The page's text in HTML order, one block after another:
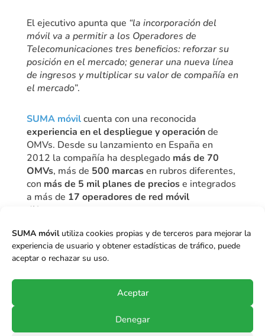
SUMA móvilutiliza cookies propias y de terceros para mejorar la
experiencia de usuario y obtener estadísticas de tráfico, puede
aceptar o rechazar su uso.
Aceptar
Denegar
El ejecutivo apunta que “la incorporación del
móvil va a permitir a los Operadores de
Telecomunicaciones tres beneficios: reforzar su
posición en el mercado; generar una nueva línea
de ingresos y multiplicar su valor de compañía en
el mercado”.
SUMA móvilcuenta con una reconocida
experiencia en el despliegue y operaciónde
OMVs. Desde su lanzamiento en España en
2012 la compañía ha desplegado más de 70
OMVs, más de 500 marcasen rubros diferentes,
con más de 5 mil planes de preciose integrados
a más de 17 operadores de red móvil
diferentes
Ver entrevista a Juan Carlos
Buitrago (PDF)